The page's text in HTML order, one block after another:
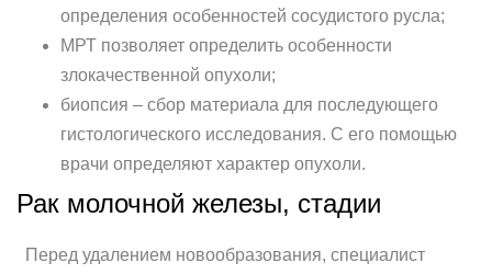
определения особенностей сосудистого русла;
МРТ позволяет определить особенности
злокачественной опухоли;
биопсия – сбор материала для последующего
гистологического исследования. С его помощью
врачи определяют характер опухоли.
Рак молочной железы, стадии
Перед удалением новообразования, специалист